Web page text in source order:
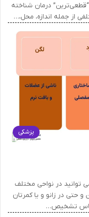
درمان شناخته
از جمله اندازه، محل،…
پزشکی
توانید در نواحی مختلف
حتی در زانو و یا کمرتان
تشخیص…